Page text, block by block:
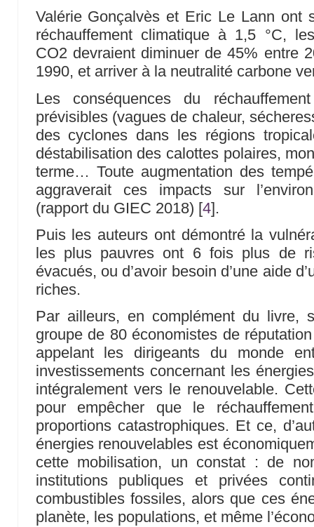
Valérie Gonçalvès et Eric Le Lann ont
réchauffement climatique à 1,5 °C,
CO2 devraient diminuer de 45% entre
1990, et arriver à la neutralité carbone
Les conséquences du
prévisibles (vagues de chaleur,
des cyclones dans les régions
déstabilisation des calottes polaires,
terme… Toute augmentation des
aggraverait ces impacts sur
(rapport du GIEC 2018) [4].
Puis les auteurs ont démontré la
les plus pauvres ont 6 fois plus de
évacués, ou d’avoir besoin d’une aide
riches.
Par ailleurs, en complément du livre,
groupe de 80 économistes de
appelant les dirigeants du monde
investissements concernant les
intégralement vers le renouvelable.
pour empêcher que le
proportions catastrophiques. Et ce,
énergies renouvelables est
cette mobilisation, un constat : de
institutions publiques et privées
combustibles fossiles, alors que ces
planète, les populations, et même